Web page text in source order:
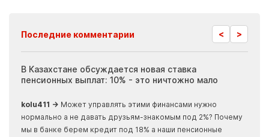
Последние комментарии < >
В Казахстане обсуждается новая ставка
пенсионных выплат: 10% - это ничтожно мало
kolu411 → Может управлять этими финансами нужно
нормально а не давать друзьям-знакомым под 2%? Почему
мы в банке берем кредит под 18% а наши пенсионные